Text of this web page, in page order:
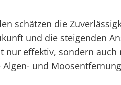
schätzen die
und die steigenden
effektiv, sondern
und